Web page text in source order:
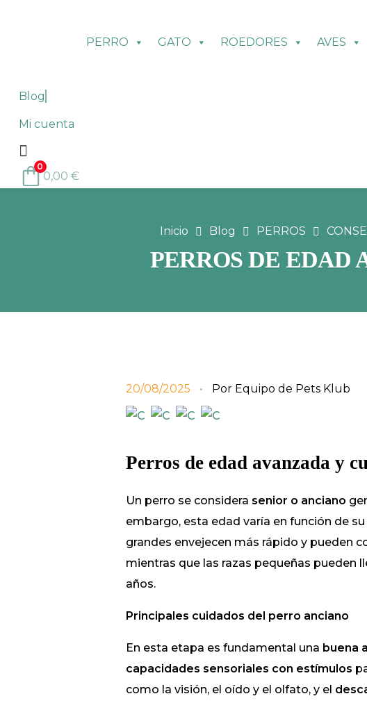
PERRO GATO ROEDORES AVES
Blog
Mi cuenta
0
0,00 €
Inicio Blog PERROS
PERROS DE EDAD
20/08/2025 Por Equipo de Pets Klub
Perros de edad avanzada y
Un perro se considera senior o anciano
embargo, esta edad varía en función de
grandes envejecen más rápido y pueden
mientras que las razas pequeñas pueden
años.
Principales cuidados del perro anciano
En esta etapa es fundamental una buena
capacidades sensoriales con estímulos
como la visión, el oído y el olfato, y el